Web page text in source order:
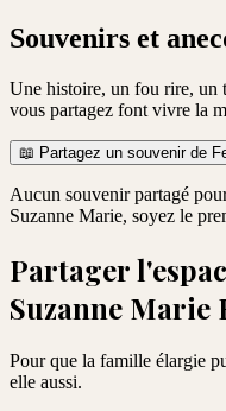
Souvenirs et
Une histoire, un fou rire, un
vous partagez font vivre la
📖 Partagez un souvenir de
Aucun souvenir partagé
Suzanne Marie, soyez le
Partager
Suzanne Marie
Pour que la famille élargie
elle aussi.